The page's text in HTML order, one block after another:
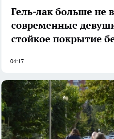
Гель-лак больше не
современные
стойкое покрытие
04:17